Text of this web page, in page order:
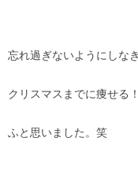
忘れ過ぎないようにしな
クリスマスまでに痩せる
ふと思いました。笑